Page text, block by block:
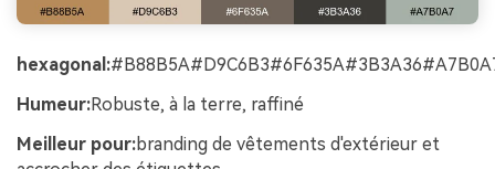
hexagonal:
Humeur:Robuste, à la terre, raffiné
Meilleur pour:branding de vêtements d'extérieur et